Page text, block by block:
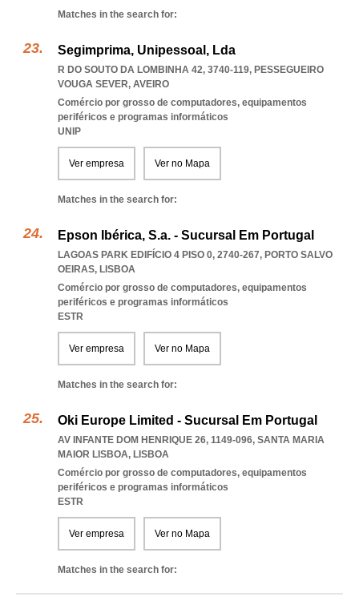
Matches in the search for:
Segimprima, Unipessoal, Lda
R DO SOUTO DA LOMBINHA 42, 3740-119, PESSEGUEIRO
VOUGA SEVER, AVEIRO
Comércio por grosso de computadores, equipamentos
periféricos e programas informáticos
UNIP
Ver empresa Ver no Mapa
Matches in the search for:
Epson Ibérica, S.a. - Sucursal Em Portugal
LAGOAS PARK EDIFÍCIO 4 PISO 0, 2740-267, PORTO SALVO
OEIRAS, LISBOA
Comércio por grosso de computadores, equipamentos
periféricos e programas informáticos
ESTR
Ver empresa Ver no Mapa
Matches in the search for:
Oki Europe Limited - Sucursal Em Portugal
AV INFANTE DOM HENRIQUE 26, 1149-096, SANTA MARIA
MAIOR LISBOA, LISBOA
Comércio por grosso de computadores, equipamentos
periféricos e programas informáticos
ESTR
Ver empresa Ver no Mapa
Matches in the search for: